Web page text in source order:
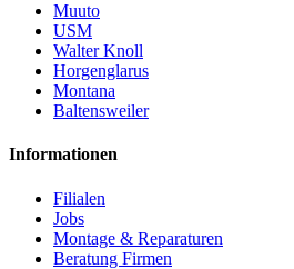
Muuto
USM
Walter Knoll
Horgenglarus
Montana
Baltensweiler
Informationen
Filialen
Jobs
Montage & Reparaturen
Beratung Firmen